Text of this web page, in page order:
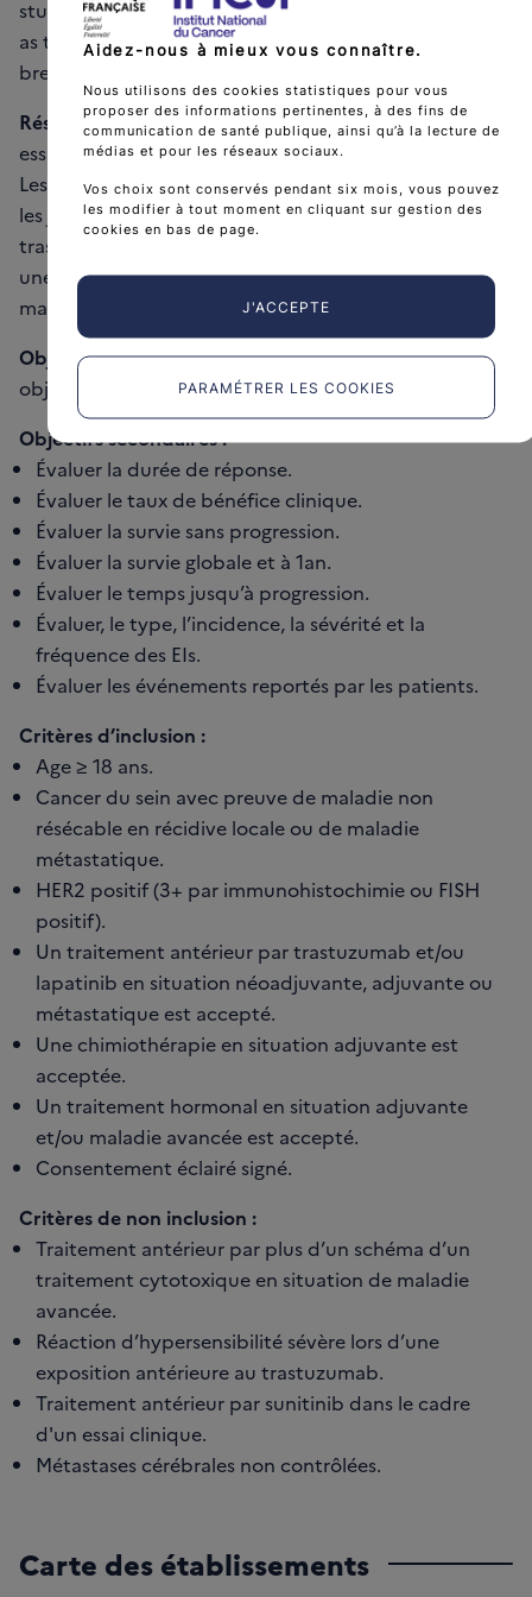
study of SU011248 in combination with trastuzumab
as treatment for metastatic disease in patients with
breast cancer.
Résumé à destination des professionnels :Il s’agit d’un
essai de phase 2, non randomisé et multicentrique.
Les patients reçoivent du sunitinib par voie orale, tous
les jours. Ils reçoivent également une injection de
trastuzumab, soit une fois toutes les semaines, soit
une fois toutes les 3 semaines. Les traitements sont
maintenus en l'absence de progression.
Objectif(s) principal(aux) :Évaluer le taux de réponse
objective.
Objectifs secondaires :
Évaluer la durée de réponse.
Évaluer le taux de bénéfice clinique.
Évaluer la survie sans progression.
Évaluer la survie globale et à 1an.
Évaluer le temps jusqu’à progression.
Évaluer, le type, l’incidence, la sévérité et la
fréquence des EIs.
Évaluer les événements reportés par les patients.
Critères d’inclusion :
Age ≥ 18 ans.
Cancer du sein avec preuve de maladie non
résécable en récidive locale ou de maladie
métastatique.
HER2 positif (3+ par immunohistochimie ou FISH
positif).
Un traitement antérieur par trastuzumab et/ou
lapatinib en situation néoadjuvante, adjuvante ou
métastatique est accepté.
Une chimiothérapie en situation adjuvante est
acceptée.
Un traitement hormonal en situation adjuvante
et/ou maladie avancée est accepté.
Consentement éclairé signé.
Critères de non inclusion :
Traitement antérieur par plus d’un schéma d’un
traitement cytotoxique en situation de maladie
avancée.
Réaction d’hypersensibilité sévère lors d’une
exposition antérieure au trastuzumab.
Traitement antérieur par sunitinib dans le cadre
d'un essai clinique.
Métastases cérébrales non contrôlées.
Carte des établissements
Aidez-nous à mieux vous connaître.
Nous utilisons des cookies statistiques pour vous
proposer des informations pertinentes, à des fins de
communication de santé publique, ainsi qu’à la lecture de
médias et pour les réseaux sociaux.
Vos choix sont conservés pendant six mois, vous pouvez
les modifier à tout moment en cliquant sur gestion des
cookies en bas de page.
J'ACCEPTE
PARAMÉTRER LES COOKIES